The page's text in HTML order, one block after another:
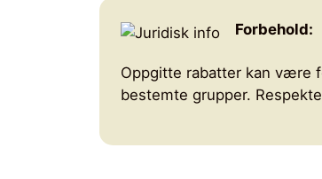
Forbehold:
Oppgitte rabatter kan være
bestemte grupper.